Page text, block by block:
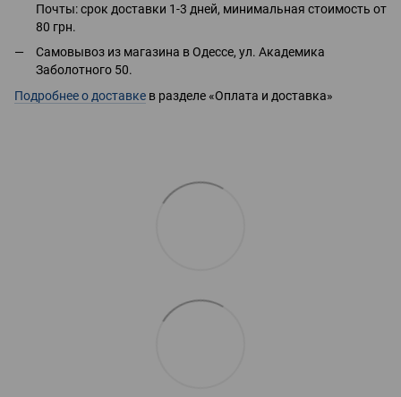
Почты: срок доставки 1-3 дней, минимальная стоимость от
80 грн.
Самовывоз из магазина в Одессе, ул. Академика
Заболотного 50.
Подробнее о доставке в разделе «Оплата и доставка»